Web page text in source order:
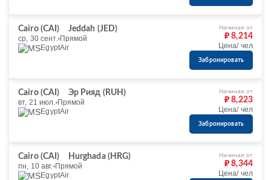
Cairo (CAI)
Jeddah (JED)
ср, 30 сент. Прямой
EgyptAir
Начиная от
₽ 8,214
Цена/ чел
Забронировать
Cairo (CAI)
Эр Рияд (RUH)
вт, 21 июл. Прямой
EgyptAir
Начиная от
₽ 8,223
Цена/ чел
Забронировать
Cairo (CAI)
Hurghada (HRG)
пн, 10 авг. Прямой
EgyptAir
Начиная от
₽ 8,344
Цена/ чел